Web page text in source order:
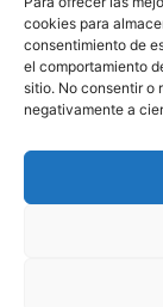
cookies para
consentimiento de
el comportamiento
sitio. No consentir o
negativamente a
HISTORIA
© 2026